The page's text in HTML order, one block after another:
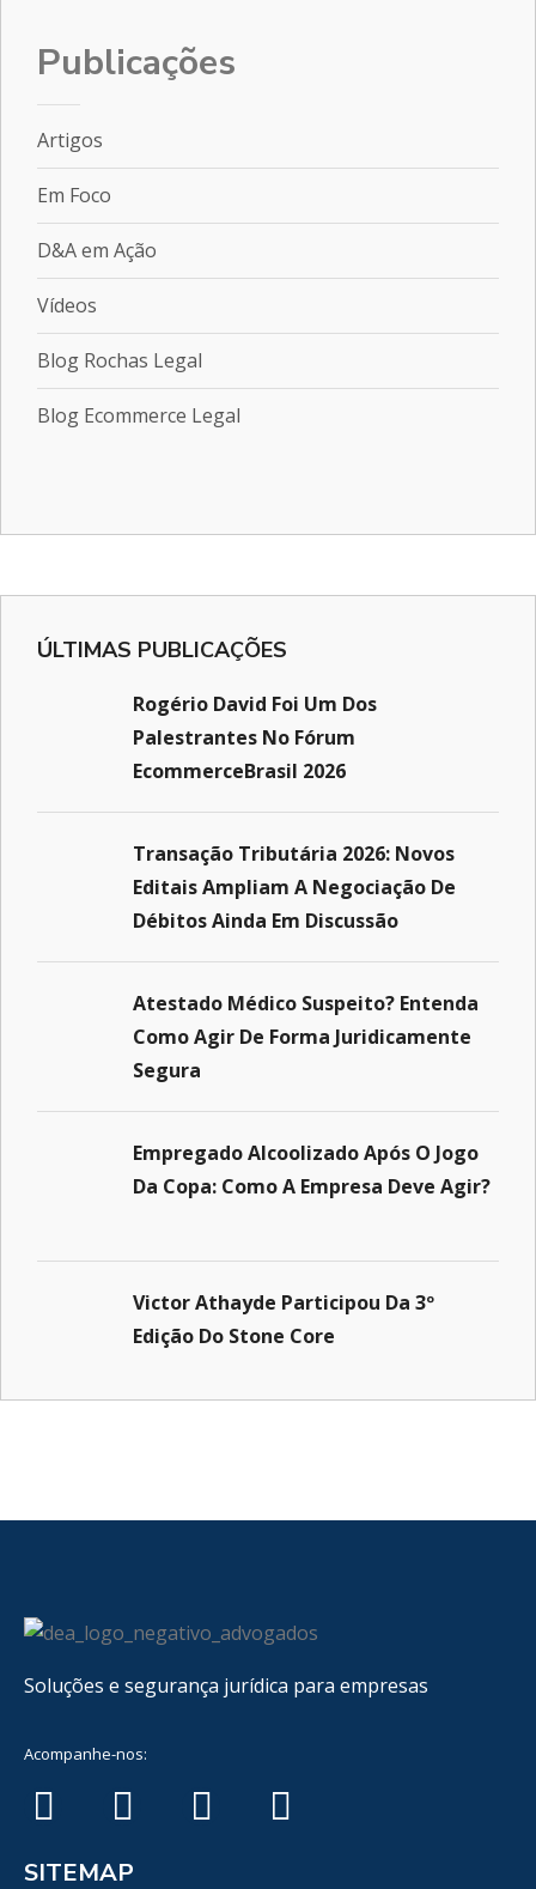
Publicações
Artigos
Em Foco
D&A em Ação
Vídeos
Blog Rochas Legal
Blog Ecommerce Legal
ÚLTIMAS PUBLICAÇÕES
Rogério David Foi Um Dos
Palestrantes No Fórum
EcommerceBrasil 2026
Transação Tributária 2026: Novos
Editais Ampliam A Negociação De
Débitos Ainda Em Discussão
Atestado Médico Suspeito? Entenda
Como Agir De Forma Juridicamente
Segura
Empregado Alcoolizado Após O Jogo
Da Copa: Como A Empresa Deve Agir?
Victor Athayde Participou Da 3º
Edição Do Stone Core
Soluções e segurança jurídica para empresas
Acompanhe-nos:
SITEMAP